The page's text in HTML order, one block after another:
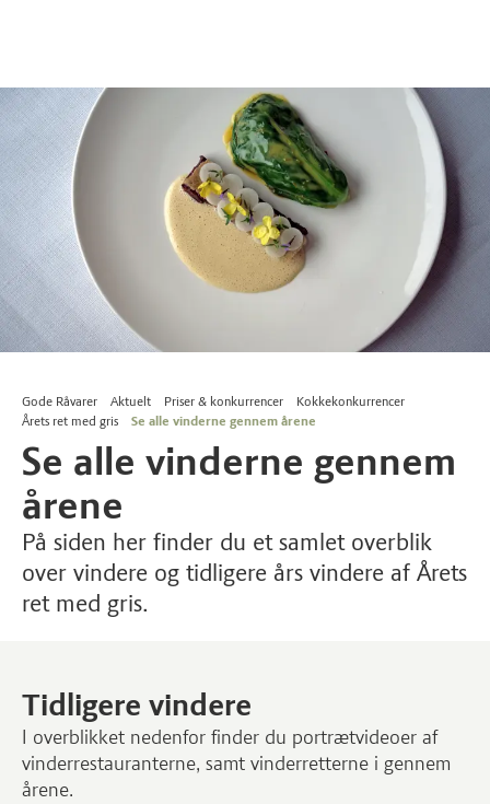
Gode Råvarer Aktuelt Priser & konkurrencer
Kokkekonkurrencer
Årets ret med gris
Se alle vinderne gennem årene
Se alle vinderne gennem
årene
På siden her finder du et samlet overblik
over vindere og tidligere års vindere af Årets
ret med gris.
Tidligere vindere
I overblikket nedenfor finder du portrætvideoer af
vinderrestauranterne, samt vinderretterne i gennem
årene.